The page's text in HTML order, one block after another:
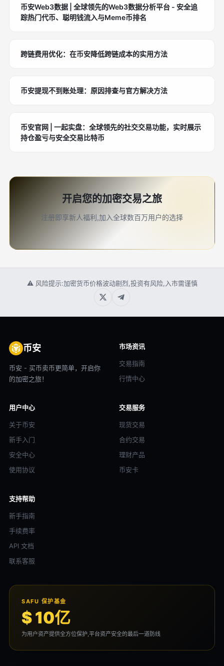
币安Web3数据 | 全球领先的Web3数据分析平台 - 安全追
踪热门代币、聪明钱流入与Meme币排名
跨链费用优化：在币安降低跨链成本的实用方法
币安提现不到账处理：原因排查与官方解决方法
币安官网 | 一起实盘：全球领先的社交交易功能，实时展示
持仓盈亏与安全交易比特币
开启您的加密交易之旅
注册即享新人福利,加入全球数百万用户的选择
⚠ 风险提示:加密货币价格波动剧烈,投资有风险,入市需谨慎
币安
币安 - 买币卖币更简单，开启你
的加密之旅！
市场资讯
交易指南
行情中心
用户中心
关于币安
新手入门
安全中心
使用协议
交易服务
现货交易
合约交易
理财产品
币安卡
支持帮助
新手指南
手续费率
API 文档
联系客服
SAFU 保护基金
$ 10亿
为用户资产提供全方位保护,平台资产安全的最后一道防线